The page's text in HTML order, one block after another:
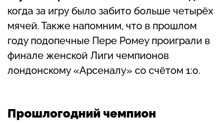
когда за игру было забито больше четырёх
мячей. Также напомним, что в прошлом
году подопечные Пере Ромеу проиграли в
финале женской Лиги чемпионов
лондонскому «Арсеналу» со счётом 1:0.
Прошлогодний чемпион